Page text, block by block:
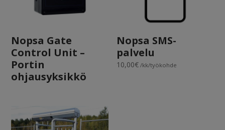
Nopsa Gate
Control Unit –
Portin
ohjausyksikkö
Nopsa SMS-
palvelu
10,00€ /kk/työkohde